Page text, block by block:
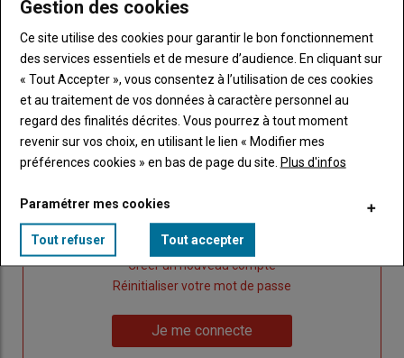
Publicité
Sous-
titre
Vous êtes abonné(e)
TITRE IDENTIFIEZ-VOUS
Body
Connectez-vous à votre compte pour profiter
de votre abonnement
Lien
Créer un nouveau compte
Réinitialiser votre mot de passe
Je me connecte
Gestion des cookies
Ce site utilise des cookies pour garantir le bon fonctionnement
des services essentiels et de mesure d’audience. En cliquant sur
« Tout Accepter », vous consentez à l’utilisation de ces cookies
et au traitement de vos données à caractère personnel au
regard des finalités décrites. Vous pourrez à tout moment
revenir sur vos choix, en utilisant le lien « Modifier mes
préférences cookies » en bas de page du site. Plus d'infos
Paramétrer mes cookies
Tout refuser Tout accepter